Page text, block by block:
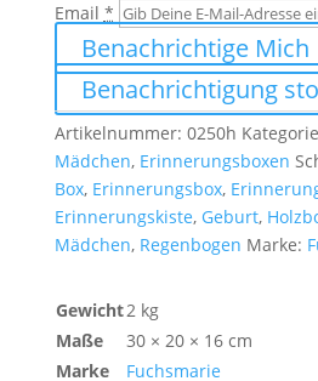
Email *
Benachrichtige Mich
Benachrichtigung
Artikelnummer: 0250h
Mädchen, Erinnerungsboxen
Box, Erinnerungsbox,
Erinnerungskiste, Geburt,
Mädchen, Regenbogen Marke:
Gewicht2 kg
Maße
30 × 20 × 16 cm
Marke
Fuchsmarie